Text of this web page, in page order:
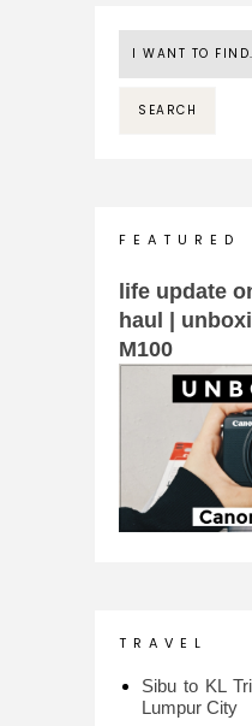
F E A T U R E D
life update
haul |
M100
T R A V E L
Sibu to KL
Lumpur City